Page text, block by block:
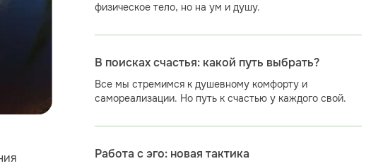
физическое тело, но на ум и душу.
В поисках счастья: какой путь выбрать?
Все мы стремимся к душевному комфорту и
самореализации. Но путь к счастью у каждого свой.
Работа с эго: новая тактика